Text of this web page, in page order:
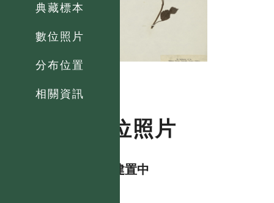
典藏標本
數位照片
分布位置
相關資訊
數位照片
資料建置中